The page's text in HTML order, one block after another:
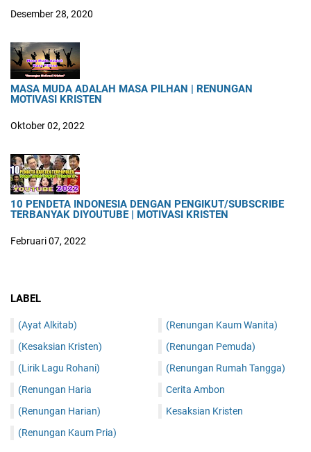
Desember 28, 2020
MASA MUDA ADALAH MASA PILHAN | RENUNGAN
MOTIVASI KRISTEN
Oktober 02, 2022
10 PENDETA INDONESIA DENGAN PENGIKUT/SUBSCRIBE
TERBANYAK DIYOUTUBE | MOTIVASI KRISTEN
Februari 07, 2022
LABEL
(Ayat Alkitab)
(Kesaksian Kristen)
(Lirik Lagu Rohani)
(Renungan Haria
(Renungan Harian)
(Renungan Kaum Pria)
(Renungan Kaum Wanita)
(Renungan Pemuda)
(Renungan Rumah Tangga)
Cerita Ambon
Kesaksian Kristen